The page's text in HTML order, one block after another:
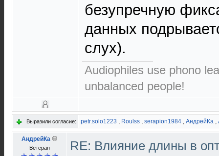
безупречную
данных
слух).
Audiophiles use phono
unbalanced people!
Выразили согласие: petr.solo1223 , Roulss , serapion1984 , АндрейКа ,
АндрейКа
Ветеран
RE: Влияние длины в